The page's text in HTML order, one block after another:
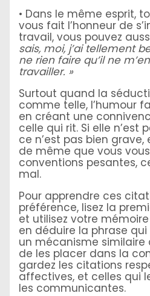
• Dans le même esprit,
vous fait l’honneur de
travail, vous pouvez
sais, moi, j’ai tellement
ne rien faire qu’il ne
travailler. »
Surtout quand la
comme telle, l’humour
en créant une
celle qui rit. Si elle n’est
ce n’est pas bien
de même que vous
conventions pesantes,
mal.
Pour apprendre ces
préférence, lisez la
et utilisez votre
en déduire la phrase qui
un mécanisme
de les placer dans la
gardez les citations
affectives, et celles qui
les communicantes.